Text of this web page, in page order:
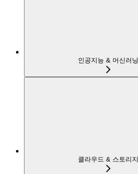
인공지능 & 머신러닝
클라우드 & 스토리지